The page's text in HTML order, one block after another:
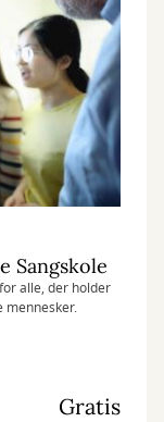
Sangskole
alle, der holder
mennesker.
Gratis